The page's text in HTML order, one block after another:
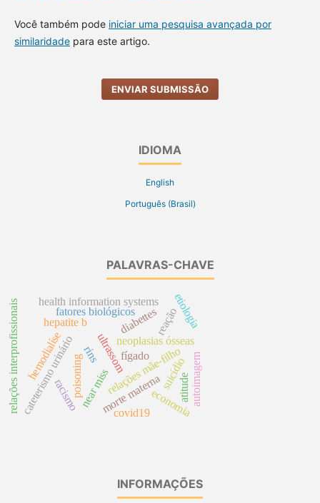
Você também pode iniciar uma pesquisa avançada por
similaridadepara este artigo.
ENVIAR SUBMISSÃO
IDIOMA
English
Português (Brasil)
PALAVRAS-CHAVE
hepatite b
neoplasias ósseas
poisoning
ultrassom
cateterismo urinárionear missrelações mãe-filhoautoimagem
fatores biológicos
morte materna
relações interprofissionais economia
suicídio
reação
diabettes
hemodialíse fígado
rins
health information systems
racismo atitude
etiologia
covid19
INFORMAÇÕES